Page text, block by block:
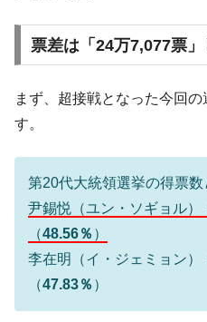
や、若者に起業させよう」⇒
『Money1』
【韓国の外貨
ーにウソのデータを入力した
言。
『Money1』
韓国は「中国
だ。
『Money1』
『韓国銀行』
す」⇒「金を経由するドル入
『Money1』
韓国･外為取引
票差は「24万7,077票」
まず、超接戦となった今回
す。
第20代大統領選挙の得票数
尹錫悦（ユン・ソギョル）
（48.56％ ）
李在明（イ・ジェミョン）
（47.83％ ）